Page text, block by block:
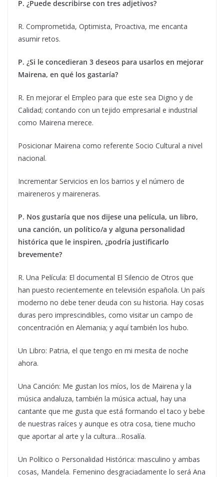
P. ¿Puede describirse con tres adjetivos?
R. Comprometida, Optimista, Proactiva, me encanta
asumir retos.
P. ¿Si le concedieran 3 deseos para usarlos en mejorar
Mairena, en qué los gastaría?
R. En mejorar el Empleo para que este sea Digno y de
Calidad; contando con un tejido empresarial e industrial
como Mairena merece.
Posicionar Mairena como referente Socio Cultural a nivel
nacional.
Incrementar Servicios en los barrios y el número de
maireneros y maireneras.
P. Nos gustaría que nos dijese una película, un libro,
una canción, un político/a y alguna personalidad
histórica que le inspiren, ¿podría justificarlo
brevemente?
R. Una Película: El documental El Silencio de Otros que
han puesto recientemente en televisión española. Un país
moderno no debe tener deuda con su historia. Hay cosas
duras pero imprescindibles, como visitar un campo de
concentración en Alemania; y aquí también los hubo.
Un Libro: Patria, el que tengo en mi mesita de noche
ahora.
Una Canción: Me gustan los míos, los de Mairena y la
música andaluza, también la música actual, hay una
cantante que me gusta que está formando el taco y bebe
de nuestras raíces y aunque es otra cosa, tiene mucho
que aportar al arte y la cultura…Rosalía.
Un Político o Personalidad Histórica: masculino y ambas
cosas, Mandela. Femenino desgraciadamente lo será Ana